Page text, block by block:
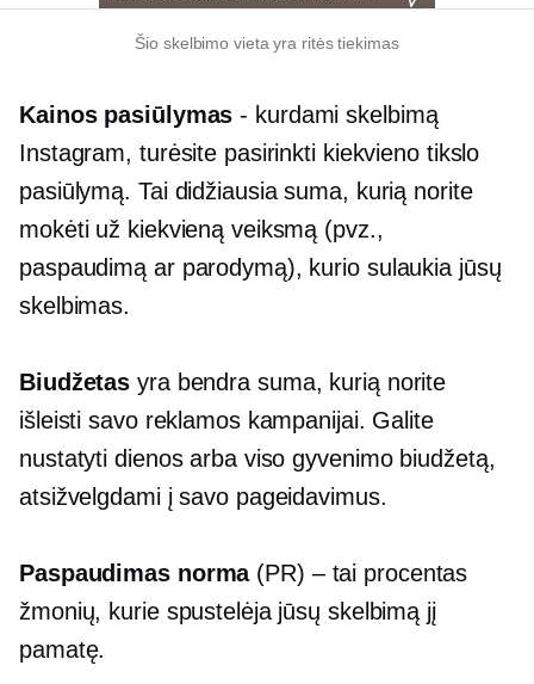
Šio skelbimo vieta yra ritės tiekimas
Kainos pasiūlymas - kurdami skelbimą
Instagram, turėsite pasirinkti kiekvieno tikslo
pasiūlymą. Tai didžiausia suma, kurią norite
mokėti už kiekvieną veiksmą (pvz.,
paspaudimą ar parodymą), kurio sulaukia jūsų
skelbimas.
Biudžetas yra bendra suma, kurią norite
išleisti savo reklamos kampanijai. Galite
nustatyti dienos arba viso gyvenimo biudžetą,
atsižvelgdami į savo pageidavimus.
Paspaudimasnorma(PR) – tai procentas
žmonių, kurie spustelėja jūsų skelbimą jį
pamatę.